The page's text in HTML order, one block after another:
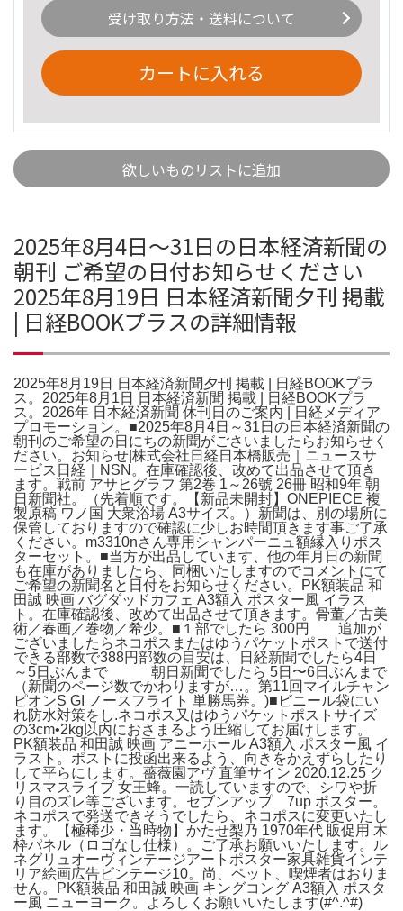
受け取り方法・送料について
カートに入れる
欲しいものリストに追加
2025年8月4日～31日の日本経済新聞の
朝刊 ご希望の日付お知らせください
2025年8月19日 日本経済新聞夕刊 掲載
| 日経BOOKプラスの詳細情報
2025年8月19日 日本経済新聞夕刊 掲載 | 日経BOOKプラ
ス。2025年8月1日 日本経済新聞 掲載 | 日経BOOKプラ
ス。2026年 日本経済新聞 休刊日のご案内 | 日経メディア
プロモーション。■2025年8月4日～31日の日本経済新聞の
朝刊のご希望の日にちの新聞がごさいましたらお知らせく
ださい。お知らせ|株式会社日経日本橋販売｜ニュースサ
ービス日経｜NSN。在庫確認後、改めて出品させて頂き
ます。戦前 アサヒグラフ 第2巻 1～26號 26冊 昭和9年 朝
日新聞社。（先着順です。【新品未開封】ONEPIECE 複
製原稿 ワノ国 大衆浴場 A3サイズ。）新聞は、別の場所に
保管しておりますので確認に少しお時間頂きます事ご了承
ください。m3310nさん専用シャンパーニュ額縁入りポス
ターセット。■当方が出品しています、他の年月日の新聞
も在庫がありましたら、同梱いたしますのでコメントにて
ご希望の新聞名と日付をお知らせください。PK額装品 和
田誠 映画 バグダッドカフェ A3額入 ポスター風 イラス
ト。在庫確認後、改めて出品させて頂きます。骨董／古美
術／春画／巻物／希少。■１部でしたら 300円 追加が
ございましたらネコポスまたはゆうパケットポストで送付
できる部数で388円部数の目安は、日経新聞でしたら4日
～5日ぶんまで 朝日新聞でしたら 5日〜6日ぶんまで
（新聞のページ数でかわりますが…。第11回マイルチャン
ピオンS GI ノースフライト 単勝馬券。)■ビニール袋にい
れ防水対策をし.ネコポス又はゆうパケットポストサイズ
の3cm•2kg以内におさまるよう圧縮してお届けします。
PK額装品 和田誠 映画 アニーホール A3額入 ポスター風 イ
ラスト。ポストに投函出来るよう、向きをかえずらしたり
して平らにします。薔薇園アヴ 直筆サイン 2020.12.25 ク
リスマスライブ 女王蜂。一読していますので、シワや折
り目のズレ等ございます。セブンアップ 7up ポスター。
ネコポスで発送できそうでしたら、ネコポスに変更いたし
ます。【極稀少・当時物】かたせ梨乃 1970年代 販促用 木
枠パネル（ロゴなし仕様）。ご了承お願いいたします。ル
ネグリュオーヴィンテージアートポスター家具雑貨インテ
リア絵画広告ビンテージ10。尚、ペット、喫煙者はおりま
せん。PK額装品 和田誠 映画 キングコング A3額入 ポスタ
ー風 ニューヨーク。よろしくお願いいたします(#^.^#)